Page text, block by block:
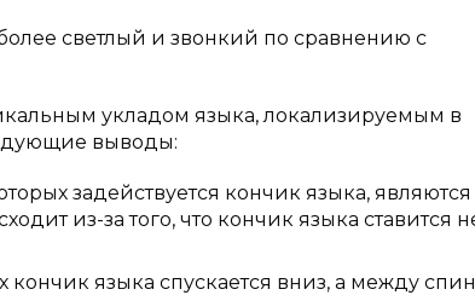
светлый и звонкий по сравнению с
укладом языка, локализируемым в
выводы:
задействуется кончик языка, являются
из-за того, что кончик языка ставится
языка спускается вниз, а между